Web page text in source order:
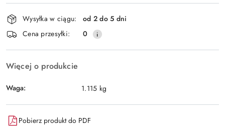
Wyślij
Dostępność
i
dostawa
Wysyłka w ciągu:
od 2 do 5 dni
Cena przesyłki:
0
Więcej o produkcie
Waga: 1.115 kg
Pobierz produkt do PDF